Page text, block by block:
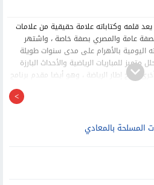
قلمه وكتاباته علامة حقيقية من علامات
عامة والمصري بصفة خاصة ، واشتهر
اليومية بالأهرام على مدى سنوات طويلة
للمباريات الرياضية والأحداث البارزة
خارج إطار الرياضة ، وهو أيضا مقدم برنامج
، وهو أيضا نجل شيخ النقاد الرياضيين ،
بالمعادي